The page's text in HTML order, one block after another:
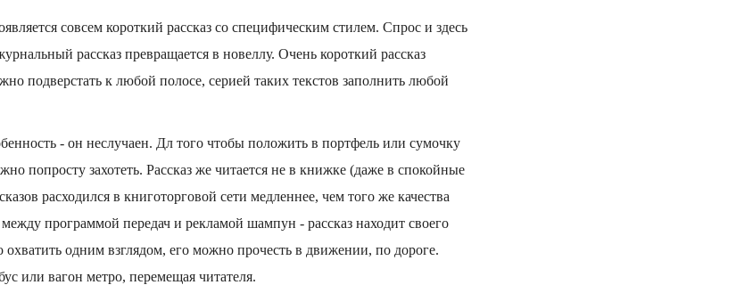
совсем короткий рассказ со специфическим стилем. Спрос и здесь
рассказ превращается в новеллу. Очень короткий рассказ
подверстать к любой полосе, серией таких текстов заполнить любой
- он неслучаен. Дл того чтобы положить в портфель или сумочку
попросту захотеть. Рассказ же читается не в книжке (даже в спокойные
расходился в книготорговой сети медленнее, чем того же качества
программой передач и рекламой шампун - рассказ находит своего
одним взглядом, его можно прочесть в движении, по дороге.
или вагон метро, перемещая читателя.